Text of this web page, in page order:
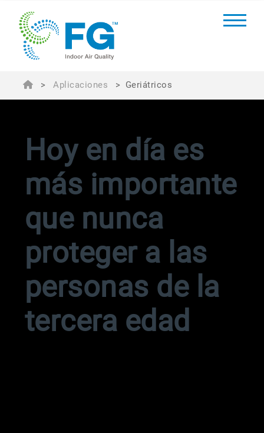
> Aplicaciones > Geriátricos
Hoy en día es
más importante
que nunca
proteger a las
personas de la
tercera edad